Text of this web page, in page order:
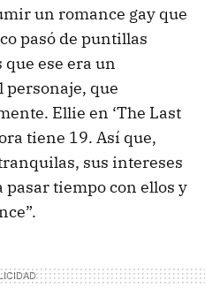
un romance gay que
pasó de puntillas
que ese era un
personaje, que
Ellie en ‘The Last
tiene 19. Así que,
sus intereses
pasar tiempo con ellos y